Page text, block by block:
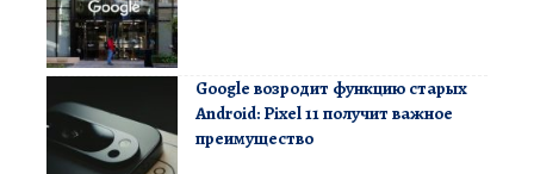
Google возродит функцию старых
Android: Pixel 11 получит важное
преимущество